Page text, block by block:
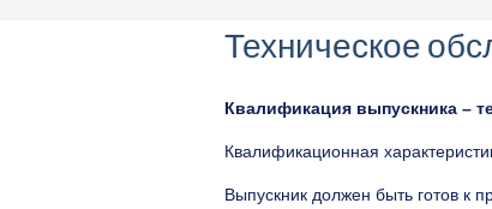
Техническое
Квалификация выпускника –
Квалификационная
Выпускник должен быть готов к